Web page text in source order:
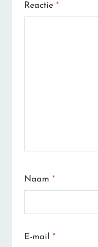
Reactie *
Naam *
E-mail *